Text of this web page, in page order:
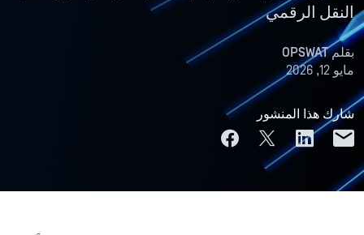
النقل الرقمي
بقلمOPSWAT
مايو 12, 2026
شارك هذا المنشور